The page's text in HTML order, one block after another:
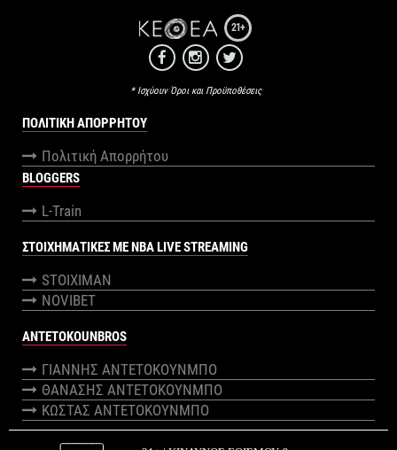
21+
* Ισχύουν Όροι και Προϋποθέσεις
ΠΟΛΙΤΙΚΉ ΑΠΟΡΡΉΤΟΥ
Πολιτική Απορρήτου
BLOGGERS
L-Train
ΣΤΟΙΧΗΜΑΤΙΚΕΣ ΜΕ NBA LIVE STREAMING
STOIXIMAN
NOVIBET
ANTETOKOUNBROS
ΓΙΑΝΝΗΣ ΑΝΤΕΤΟΚΟΥΝΜΠΟ
ΘΑΝΑΣΗΣ ΑΝΤΕΤΟΚΟΥΝΜΠΟ
ΚΩΣΤΑΣ ΑΝΤΕΤΟΚΟΥΝΜΠΟ